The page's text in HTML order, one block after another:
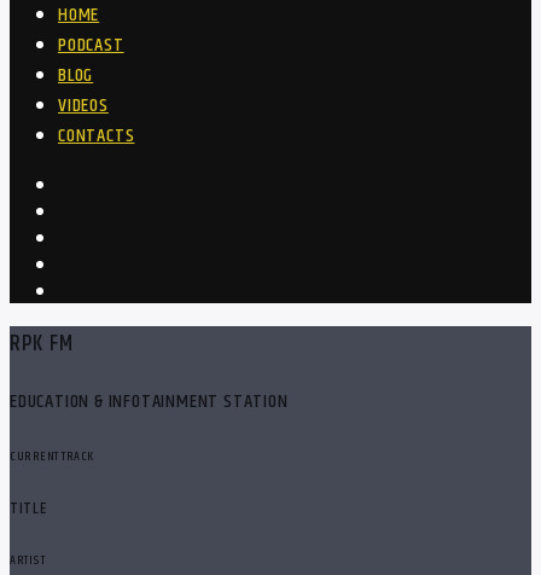
HOME
PODCAST
BLOG
VIDEOS
CONTACTS
RPK FM
EDUCATION & INFOTAINMENT STATION
CURRENT TRACK
TITLE
ARTIST